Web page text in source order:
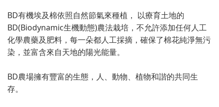
BD有機埃及棉依照自然節氣來種植， 以療育土地的
BD(Biodynamic生機動態)農法栽培，不允許添加任何人工
化學農藥及肥料，每一朵都人工採摘，確保了棉花純淨無污
染，並富含來自天地的陽光能量。
BD農場擁有豐富的生態，人、動物、植物和諧的共同生
存。